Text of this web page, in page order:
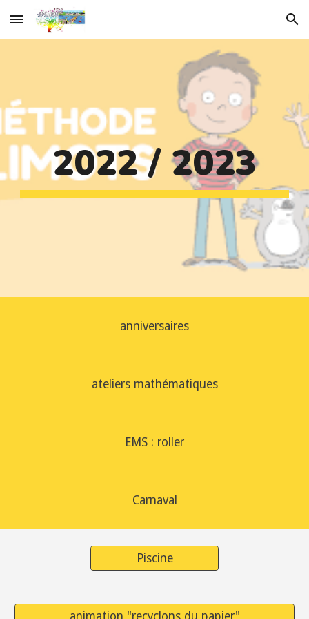
Skip to main content Skip to navigation
2022 / 2023
anniversaires
ateliers mathématiques
EMS : roller
Carnaval
Piscine
animation "recyclons du papier"